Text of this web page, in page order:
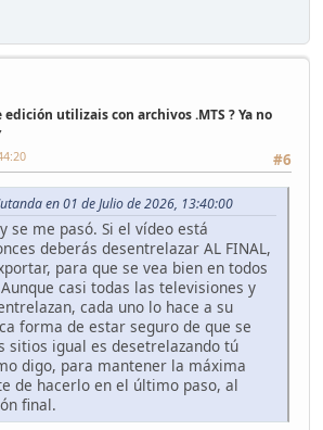
utilizais con archivos .MTS ? Ya no
#6
en 01 de Julio de 2026, 13:40:00
se me pasó. Si el vídeo está
deberás desentrelazar AL FINAL,
para que se vea bien en todos
casi todas las televisiones y
cada uno lo hace a su
forma de estar seguro de que se
sitios igual es desetrelazando tú
digo, para mantener la máxima
de hacerlo en el último paso, al
final.